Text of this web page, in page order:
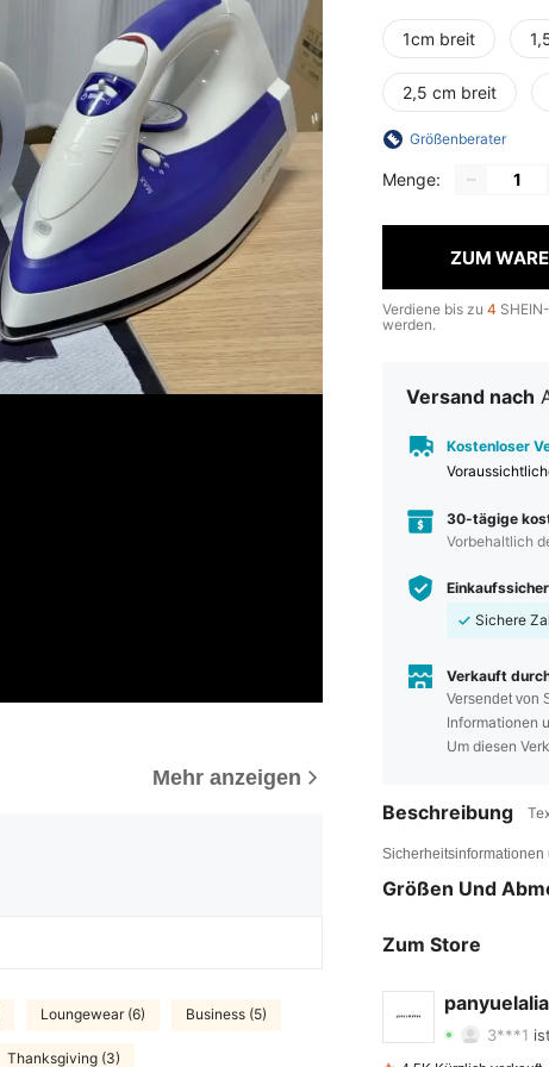
Mehr anzeigen
Loungewear (6) Business (5)
Thanksgiving (3)
1cm breit
2,5 cm breit
Größenberater
Menge:
ZUM
Verdiene bis zu 4
werden.
Versand nach
Kostenloser
30-tägige
Vorbehaltlich
Sichere
Verkauft
Versendet von
Informationen
Beschreibung
Sicherheitsinformationen
Größen Und
Zum Store
4,89
4,89
4,89
3***1 ist